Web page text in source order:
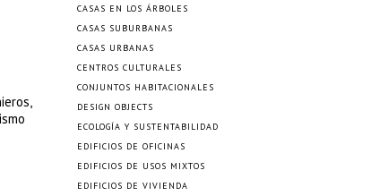
CASAS EN LOS ÁRBOLES
CASAS SUBURBANAS
CASAS URBANAS
CENTROS CULTURALES
CONJUNTOS HABITACIONALES
DESIGN OBJECTS
ECOLOGÍA Y SUSTENTABILIDAD
EDIFICIOS DE OFICINAS
EDIFICIOS DE USOS MIXTOS
EDIFICIOS DE VIVIENDA